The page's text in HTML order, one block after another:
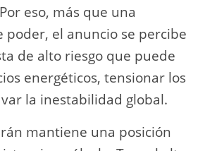
eso, más que una
poder, el anuncio se percibe
de alto riesgo que puede
energéticos, tensionar los
la inestabilidad global.
mantiene una posición